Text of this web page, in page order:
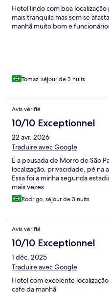
Hotel lindo com boa
mais tranquila mas sem se
manhã muito bom e
Tomaz, séjour de 3 nuits
Avis vérifié
10/10 Exceptionnel
22 avr. 2026
Traduire avec Google
É a pousada de Morro de São
localização, privacidade, pé na
Essa foi a minha segunda
mais vezes.
Rodrigo, séjour de 3 nuits
Avis vérifié
10/10 Exceptionnel
1 déc. 2025
Traduire avec Google
Hotel com excelente
cafe da manhã